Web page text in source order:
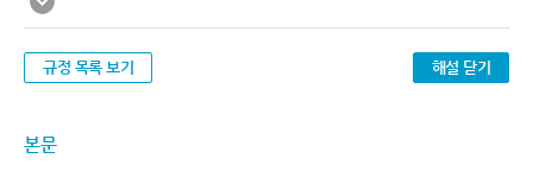
규정 목록 보기 해설 닫기
본문